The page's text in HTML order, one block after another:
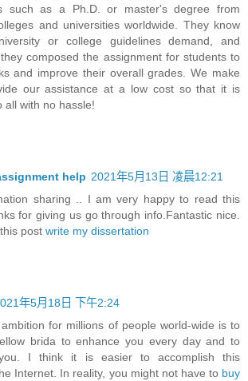
such as a Ph.D. or master's degree from
and universities worldwide. They know
or college guidelines demand, and
composed the assignment for students to
and improve their overall grades. We make
our assistance at a low cost so that it is
all with no hassle!
help 2021年5月13日 凌晨12:21
sharing .. I am very happy to read this
for giving us go through info.Fantastic nice.
post write my dissertation
年5月18日 下午2:24
for millions of people world-wide is to
brida to enhance you every day and to
I think it is easier to accomplish this
Internet. In reality, you might not have to buy